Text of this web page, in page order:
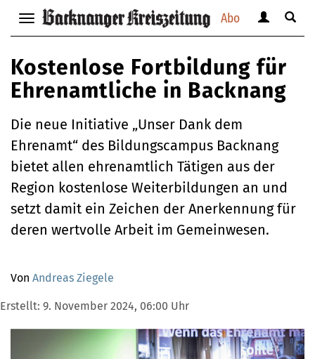
Abo
Navigation
anzeigen
verbergen
anzeigen
verbergen
Suche
Kostenlose Fortbildung für
Ehrenamtliche in Backnang
Die neue Initiative „Unser Dank dem
Ehrenamt“ des Bildungscampus Backnang
bietet allen ehrenamtlich Tätigen aus der
Region kostenlose Weiterbildungen an und
setzt damit ein Zeichen der Anerkennung für
deren wertvolle Arbeit im Gemeinwesen.
Von Andreas Ziegele
Erstellt: 9. November 2024, 06:00 Uhr